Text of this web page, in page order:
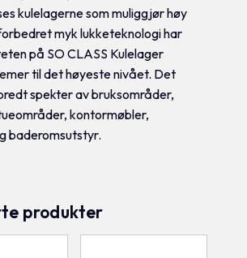
kulelagerne som muliggjør høy
myk lukketeknologi har
på SO CLASS Kulelager
til det høyeste nivået. Det
spekter av bruksområder,
kontormøbler,
baderomsutstyr.
produkter